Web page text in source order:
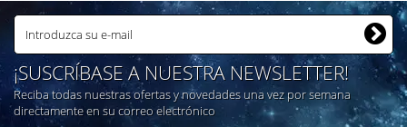
¡SUSCRÍBASE A NUESTRA NEWSLETTER!
Reciba todas nuestras ofertas y novedades una vez por semana
directamente en su correo electrónico